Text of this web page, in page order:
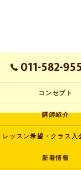
011-582-
コンセプト
講師紹介
新着情報